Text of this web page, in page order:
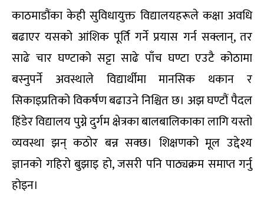
काठमाडौंका केही सुविधायुक्त विद्यालयहरूले कक्षा अवधि
बढाएर यसको आंशिक पूर्ति गर्ने प्रयास गर्न सक्लान्, तर
साढे चार घण्टाको सट्टा साढे पाँच घण्टा एउटै कोठामा
बस्नुपर्ने अवस्थाले विद्यार्थीमा मानसिक थकान र
सिकाइप्रतिको विकर्षण बढाउने निश्चित छ। अझ घण्टौं पैदल
हिंडेर विद्यालय पुग्ने दुर्गम क्षेत्रका बालबालिकाका लागि यस्तो
व्यवस्था झन् कठोर बन्न सक्छ। शिक्षणको मूल उद्देश्य
ज्ञानको गहिरो बुझाइ हो, जसरी पनि पाठ्यक्रम समाप्त गर्नु
होइन।